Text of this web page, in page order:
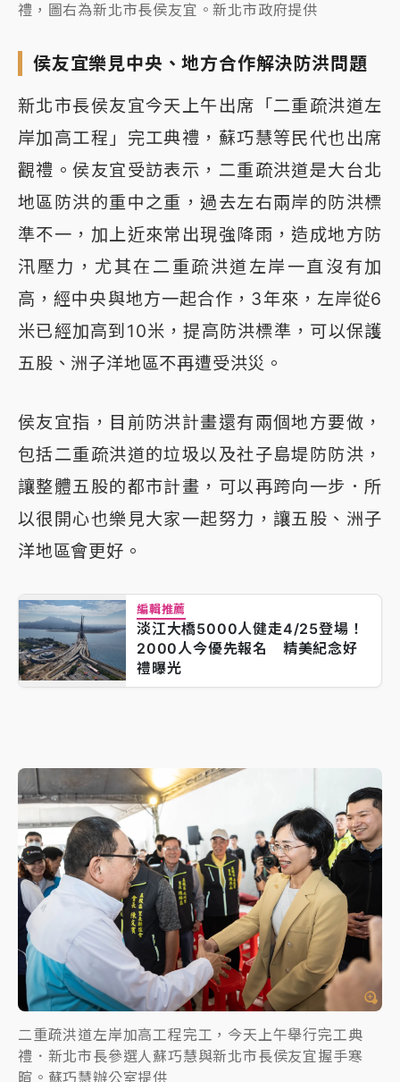
禮，圖右為新北市長侯友宜。新北市政府提供
侯友宜樂見中央、地方合作解決防洪問題
新北市長侯友宜今天上午出席「二重疏洪道左
岸加高工程」完工典禮，蘇巧慧等民代也出席
觀禮。侯友宜受訪表示，二重疏洪道是大台北
地區防洪的重中之重，過去左右兩岸的防洪標
準不一，加上近來常出現強降雨，造成地方防
汛壓力，尤其在二重疏洪道左岸一直沒有加
高，經中央與地方一起合作，3年來，左岸從6
米已經加高到10米，提高防洪標準，可以保護
五股、洲子洋地區不再遭受洪災。
侯友宜指，目前防洪計畫還有兩個地方要做，
包括二重疏洪道的垃圾以及社子島堤防防洪，
讓整體五股的都市計畫，可以再跨向一步．所
以很開心也樂見大家一起努力，讓五股、洲子
洋地區會更好。
編輯推薦
淡江大橋5000人健走4/25登場！
2000人今優先報名 精美紀念好
禮曝光
二重疏洪道左岸加高工程完工，今天上午舉行完工典
禮．新北市長參選人蘇巧慧與新北市長侯友宜握手寒
暄。蘇巧慧辦公室提供